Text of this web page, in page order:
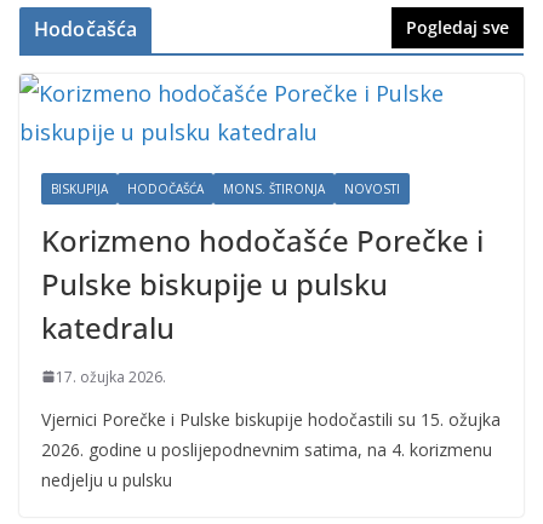
Hodočašća Pogledaj sve
BISKUPIJA HODOČAŠĆA MONS. ŠTIRONJA NOVOSTI
Korizmeno hodočašće Porečke i
Pulske biskupije u pulsku
katedralu
17. ožujka 2026.
Vjernici Porečke i Pulske biskupije hodočastili su 15. ožujka
2026. godine u poslijepodnevnim satima, na 4. korizmenu
nedjelju u pulsku